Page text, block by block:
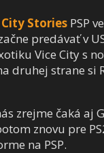
City Stories PSP
predávať v
Vice City s
druhej strane si
zrejme čaká aj
znovu pre
na PSP.